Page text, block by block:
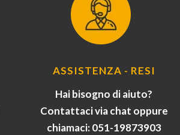
ASSISTENZA - RESI
Hai bisogno di aiuto?
Contattaci via chat oppure
chiamaci: 051-19873903